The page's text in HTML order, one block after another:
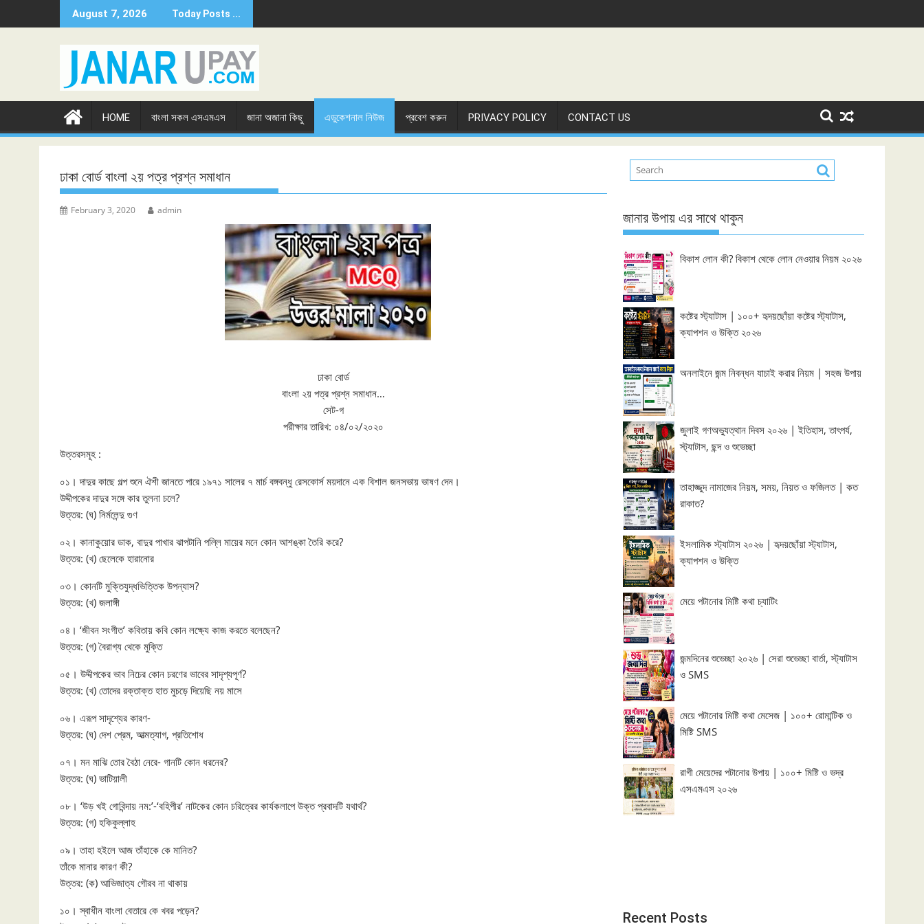
to
August 7, 2026 Today Posts ...
HOME বাংলা সকল এসএমএস জানা অজানা কিছু এডুকেশনাল নিউজ প্রবেশ করুন PRIVACY POLICY CONTACT US
ঢাকা বোর্ড বাংলা ২য় পত্র প্রশ্ন সমাধান
February 3, 2020 admin
ঢাকা বোর্ড
বাংলা ২য় পত্র প্রশ্ন সমাধান…
সেট-গ
পরীক্ষার তারিখ: ০৪/০২/২০২০
উত্তরসমূহ :
০১। দাদুর কাছে গল্প শুনে ঐশী জানতে পারে ১৯৭১ সালের ৭ মার্চ বঙ্গবন্ধু রেসকোর্স ময়দানে এক বিশাল জনসভায় ভাষণ দেন।
উদ্দীপকের দাদুর সঙ্গে কার তুলনা চলে?
উত্তর: (ঘ) নির্মলেন্দু গুণ
০২। কানাকুয়োর ডাক, বাদুর পাখার ঝাপটানি পল্লি মায়ের মনে কোন আশঙ্কা তৈরি করে?
উত্তর: (খ) ছেলেকে হারানোর
০৩। কোনটি মুক্তিযুদ্ধভিত্তিক উপন্যাস?
উত্তর: (খ) জলাঙ্গী
০৪। ‘জীবন সংগীত’ কবিতায় কবি কোন লক্ষ্যে কাজ করতে বলেছেন?
উত্তর: (গ) বৈরাগ্য থেকে মুক্তি
০৫। উদ্দীপকের ভাব নিচের কোন চরণের ভাবের সাদৃশ্যপূর্ণ?
উত্তর: (খ) তোদের রক্তাক্ত হাত মুচড়ে দিয়েছি নয় মাসে
০৬। এরূপ সাদৃশ্যের কারণ-
উত্তর: (ঘ) দেশ প্রেম, আত্মত্যাগ, প্রতিশোধ
০৭। মন মাঝি তোর বৈঠা নেরে- গানটি কোন ধরনের?
উত্তর: (ঘ) ভাটিয়ালী
০৮। ‘উড় খই গোবিন্দায় নম:’-‘বহিপীর’ নাটকের কোন চরিত্রের কার্যকলাপে উক্ত প্রবাদটি যথার্থ?
উত্তর: (গ) হকিকুল্লাহ
০৯। তাহা হইলে আজ তাঁহাকে কে মানিত?
তাঁকে মানার কারণ কী?
উত্তর: (ক) আভিজাত্য গৌরব না থাকায়
১০। স্বাধীন বাংলা বেতারে কে খবর পড়েন?
জানার উপায় এর সাথে থাকুন
বিকাশ লোন কী? বিকাশ থেকে লোন নেওয়ার নিয়ম ২০২৬
কষ্টের স্ট্যাটাস | ১০০+ হৃদয়ছোঁয়া কষ্টের স্ট্যাটাস,
ক্যাপশন ও উক্তি ২০২৬
অনলাইনে জন্ম নিবন্ধন যাচাই করার নিয়ম | সহজ উপায়
জুলাই গণঅভ্যুত্থান দিবস ২০২৬ | ইতিহাস, তাৎপর্য,
স্ট্যাটাস, ছন্দ ও শুভেচ্ছা
তাহাজ্জুদ নামাজের নিয়ম, সময়, নিয়ত ও ফজিলত | কত
রাকাত?
ইসলামিক স্ট্যাটাস ২০২৬ | হৃদয়ছোঁয়া স্ট্যাটাস,
ক্যাপশন ও উক্তি
মেয়ে পটানোর মিষ্টি কথা চ্যাটিং
জন্মদিনের শুভেচ্ছা ২০২৬ | সেরা শুভেচ্ছা বার্তা, স্ট্যাটাস
ও SMS
মেয়ে পটানোর মিষ্টি কথা মেসেজ | ১০০+ রোমান্টিক ও
মিষ্টি SMS
রাগী মেয়েদের পটানোর উপায় | ১০০+ মিষ্টি ও ভদ্র
এসএমএস ২০২৬
Recent Posts